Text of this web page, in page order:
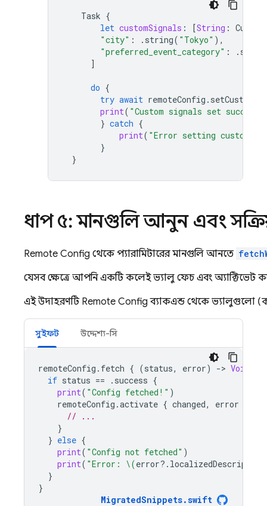
Task {
let customSignals : [String :
"city" : . string( "Tokyo" ),
"preferred_event_category" : .
]
do {
try await remoteConfig .
print( "Custom signals set
} catch {
print( "Error setting custom
}
}
ধাপ ৫: মানগুলি আনুন এবং
Remote Config থেকে প্যারামিটারের মানগুলি আনতে,
যেসব ক্ষেত্রে আপনি একটি কলেই ভ্যালু ফেচ এবং অ্যাক্টিভেট
এই উদাহরণটি Remote Config ব্যাকএন্ড থেকে ভ্যালুগুলো
সুইফট উদ্দেশ্য-সি
remoteConfig . fetch { (status, error) -> Void
if status == . success {
print( "Config fetched!" )
remoteConfig .activate { changed, error
// ...
}
} else {
print( "Config not fetched" )
print( "Error: \(error?. localizedDescription
}
}
MigratedSnippets.swift